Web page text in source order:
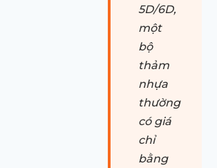
5D/6D,
một
bộ
thảm
nhựa
thường
có giá
chỉ
bằng